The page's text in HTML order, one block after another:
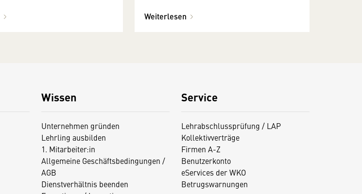
Weiterlesen
Wissen
Unternehmen gründen
Lehrling ausbilden
1. Mitarbeiter:in
Allgemeine Geschäftsbedingungen /
AGB
Dienstverhältnis beenden
Service
Lehrabschlussprüfung / LAP
Kollektivverträge
Firmen A-Z
Benutzerkonto
eServices der WKO
Betrugswarnungen